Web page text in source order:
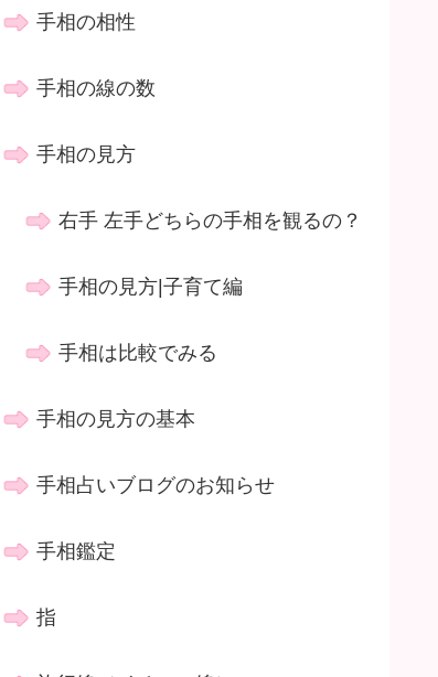
手相の相性
手相の線の数
手相の見方
右手 左手どちらの手相を観るの？
手相の見方|子育て編
手相は比較でみる
手相の見方の基本
手相占いブログのお知らせ
手相鑑定
指